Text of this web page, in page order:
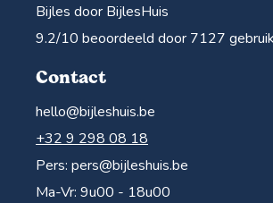
Bijles door BijlesHuis
9.2/10 beoordeeld door 7127
Contact
hello@bijleshuis.be
+32 9 298 08 18
Pers: pers@bijleshuis.be
Ma-Vr: 9u00 - 18u00